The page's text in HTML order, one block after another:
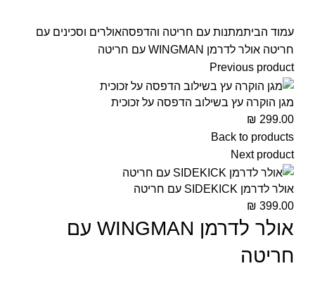
עמוד הביתמתנות עם חריטה והדפסהאולרים וסכינים עם
חריטה אולר לדרמן WINGMAN עם חריטה
Previous product
מגן הוקרה עץ בשילוב הדפסה על זכוכית
299.00
₪
Back to products
Next product
אולר לדרמן SIDEKICK עם חריטה
399.00
₪
אולר לדרמן WINGMAN עם
חריטה